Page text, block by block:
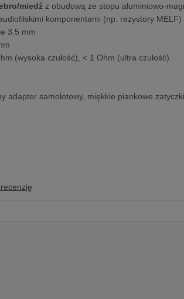
miedź z obudową ze stopu aluminiowo-
komponentami (np. rezystory MELF)
3.5 mm
(wysoka czułość), < 1 Ohm (ultra czułość)
adapter samolotowy, miękkie piankowe